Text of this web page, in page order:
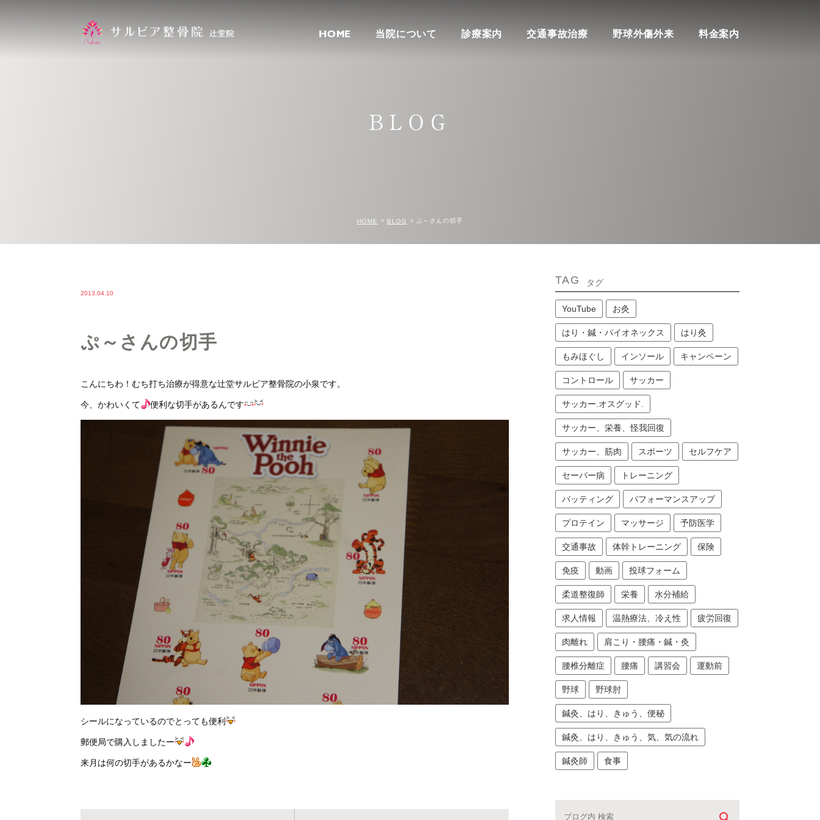
HOME 当院について 診療案内 交通事故治療 野球外傷外来 料金案内
BLOG
HOME BLOG ぷ～さんの切手
2013.04.10
ぷ～さんの切手
こんにちわ！むち打ち治療が得意な辻堂サルビア整骨院の小泉です。
今、かわいくて 便利な切手があるんです
シールになっているのでとっても便利
郵便局で購入しましたー
来月は何の切手があるかなー
TAG タグ
YouTube お灸
はり・鍼・パイオネックス はり灸
もみほぐし インソール キャンペーン
コントロール サッカー
サッカー.オスグッド.
サッカー、栄養、怪我回復
サッカー、筋肉 スポーツ セルフケア
セーバー病 トレーニング
バッティング パフォーマンスアップ
プロテイン マッサージ 予防医学
交通事故 体幹トレーニング 保険
免疫 動画 投球フォーム
柔道整復師 栄養 水分補給
求人情報 温熱療法、冷え性 疲労回復
肉離れ 肩こり・腰痛・鍼・灸
腰椎分離症 腰痛 講習会 運動前
野球 野球肘
鍼灸、はり、きゅう、便秘
鍼灸、はり、きゅう、気、気の流れ
鍼灸師 食事